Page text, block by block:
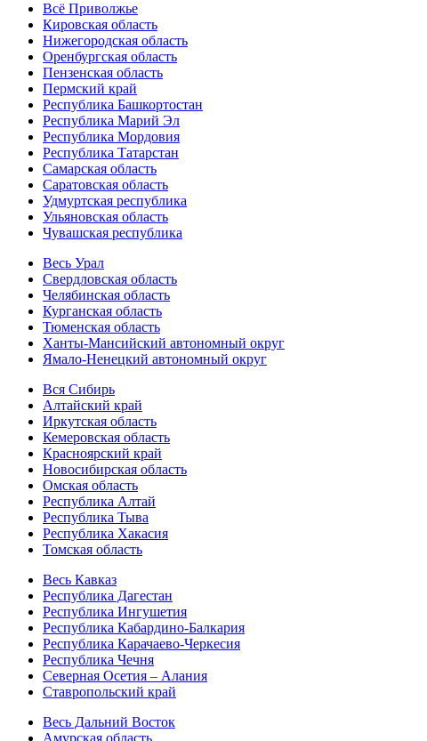
Всё Приволжье
Кировская область
Нижегородская область
Оренбургская область
Пензенская область
Пермский край
Республика Башкортостан
Республика Марий Эл
Республика Мордовия
Республика Татарстан
Самарская область
Саратовская область
Удмуртская республика
Ульяновская область
Чувашская республика
Весь Урал
Свердловская область
Челябинская область
Курганская область
Тюменская область
Ханты-Мансийский автономный округ
Ямало-Ненецкий автономный округ
Вся Сибирь
Алтайский край
Иркутская область
Кемеровская область
Красноярский край
Новосибирская область
Омская область
Республика Алтай
Республика Тыва
Республика Хакасия
Томская область
Весь Кавказ
Республика Дагестан
Республика Ингушетия
Республика Кабардино-Балкария
Республика Карачаево-Черкесия
Республика Чечня
Северная Осетия – Алания
Ставропольский край
Весь Дальний Восток
Амурская область